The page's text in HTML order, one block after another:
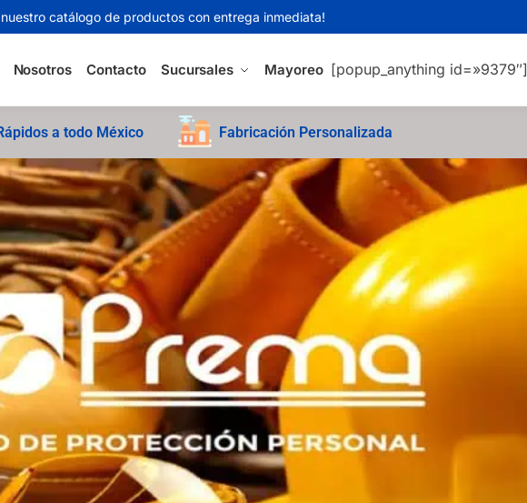
nuestro catálogo de productos con entrega inmediata!
Nosotros Contacto Sucursales Mayoreo [popup_anything id=»9379″]
a todo México Fabricación Personalizada